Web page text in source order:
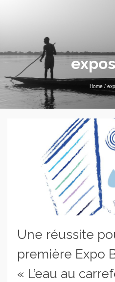
Home /
Une réussite
première Expo
« L’eau au